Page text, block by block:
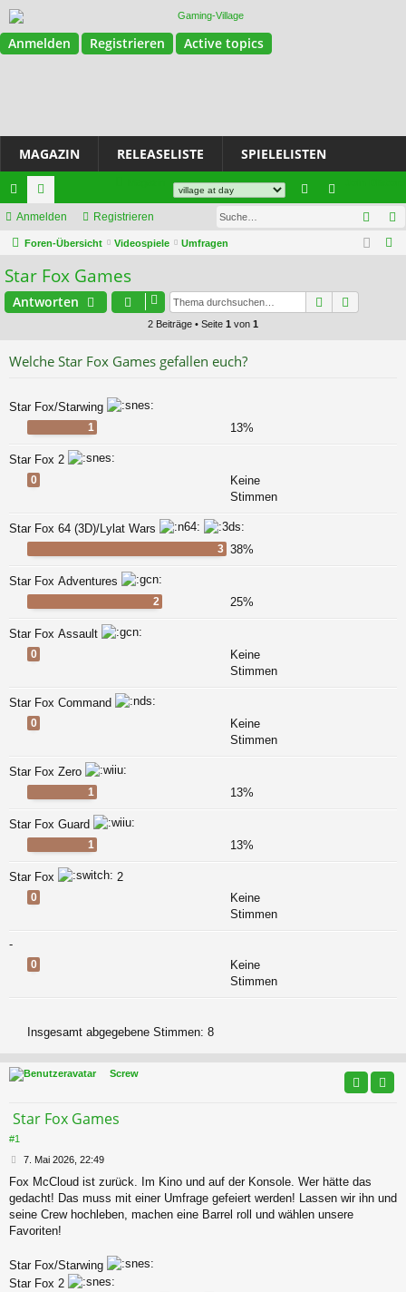
Anmelden Registrieren Active topics
MAGAZIN RELEASELISTE SPIELELISTEN
ch
ne
llz
ug
or
en
Anmelden Registrieren
Foren-Übersicht Videospiele Umfragen
Star Fox Games
Antworten Suche
2 Beiträge • Seite 1 von 1
Welche Star Fox Games gefallen euch?
Star Fox/Starwing
1 13%
Star Fox 2
0
Keine
Stimmen
Star Fox 64 (3D)/Lylat Wars
3 38%
Star Fox Adventures
2 25%
Star Fox Assault
0
Keine
Stimmen
Star Fox Command
0
Keine
Stimmen
Star Fox Zero
1 13%
Star Fox Guard
1 13%
Star Fox 2
0
Keine
Stimmen
-
0
Keine
Stimmen
Insgesamt abgegebene Stimmen: 8
Screw
Star Fox Games
#1
B
i
t
r
a
7. Mai 2026, 22:49
Fox McCloud ist zurück. Im Kino und auf der Konsole. Wer hätte das
gedacht! Das muss mit einer Umfrage gefeiert werden! Lassen wir ihn und
seine Crew hochleben, machen eine Barrel roll und wählen unsere
Favoriten!
Star Fox/Starwing
Star Fox 2